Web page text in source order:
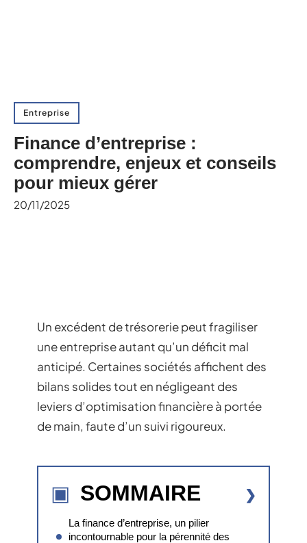
Entreprise
Finance d’entreprise :
comprendre, enjeux et conseils
pour mieux gérer
20/11/2025
Un excédent de trésorerie peut fragiliser
une entreprise autant qu’un déficit mal
anticipé. Certaines sociétés affichent des
bilans solides tout en négligeant des
leviers d’optimisation financière à portée
de main, faute d’un suivi rigoureux.
SOMMAIRE
La finance d’entreprise, un pilier
incontournable pour la pérennité des